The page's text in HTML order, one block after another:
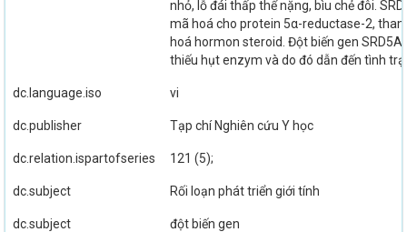
nhỏ, lỗ đái thấp thể nặng, bìu chẻ đôi.
mã hoá cho protein 5α-reductase-2,
hoá hormon steroid. Đột biến gen
thiếu hụt enzym và do đó dẫn đến tình
dc.language.iso vi
dc.publisher Tạp chí Nghiên cứu Y học
dc.relation.ispartofseries 121 (5);
dc.subject Rối loạn phát triển giới tính
dc.subject đột biến gen